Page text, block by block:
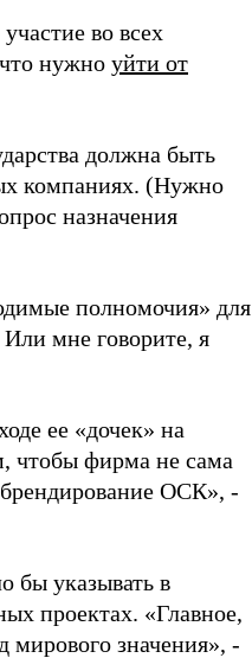
во всех
нужно уйти от
должна быть
компаниях. (Нужно
назначения
полномочия» для
мне говорите, я
ее «дочек» на
чтобы фирма не сама
ОСК», -
бы указывать в
проектах. «Главное,
значения», -